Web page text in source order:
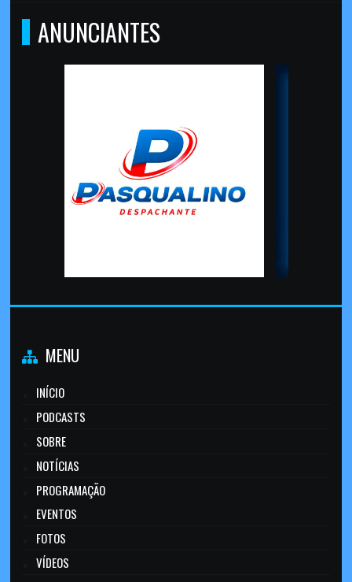
ANUNCIANTES
MENU
INÍCIO
PODCASTS
SOBRE
NOTÍCIAS
PROGRAMAÇÃO
EVENTOS
FOTOS
VÍDEOS